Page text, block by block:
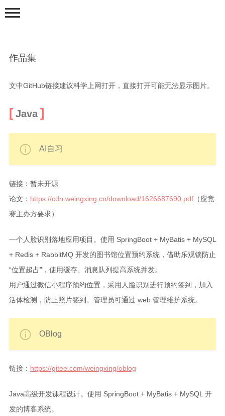
作品集
文中GitHub链接建议科学上网打开，直接打开可能无法显示图片。
Java
AI自习
链接：暂未开源
论文： https://cdn.weingxing.cn/download/1626687690.pdf（应竞
赛主办方要求）
一个人脸识别落地应用项目。使用 SpringBoot + MyBatis + MySQL
+ Redis + RabbitMQ 开发的图书馆位置预约系统，借助乐观锁防止
“位置超占”，使用缓存、消息队列提高系统并发。
用户通过微信小程序预约位置，采用人脸识别进行预约签到，加入
活体检测，防止照片签到。管理员可通过 web 管理维护系统。
OBlog
链接： https://gitee.com/weingxing/oblog
Java高级开发课程设计。使用 SpringBoot + MyBatis + MySQL 开
发的博客系统。
首页
更多
友链
留言
关于